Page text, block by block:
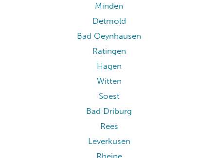
Minden
Detmold
Bad Oeynhausen
Ratingen
Hagen
Witten
Soest
Bad Driburg
Rees
Leverkusen